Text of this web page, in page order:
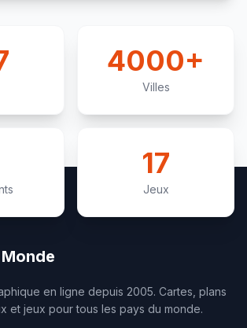
4000+
Villes
17
Jeux
en ligne depuis 2005. Cartes, plans
et jeux pour tous les pays du monde.